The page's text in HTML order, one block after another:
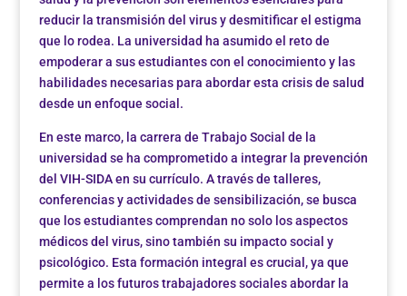
reducir la transmisión del virus y desmitificar el estigma
que lo rodea. La universidad ha asumido el reto de
empoderar a sus estudiantes con el conocimiento y las
habilidades necesarias para abordar esta crisis de salud
desde un enfoque social.
En este marco, la carrera de Trabajo Social de la
universidad se ha comprometido a integrar la prevención
del VIH-SIDA en su currículo. A través de talleres,
conferencias y actividades de sensibilización, se busca
que los estudiantes comprendan no solo los aspectos
médicos del virus, sino también su impacto social y
psicológico. Esta formación integral es crucial, ya que
permite a los futuros trabajadores sociales abordar la